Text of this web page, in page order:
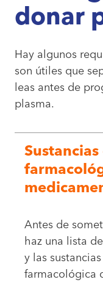
donar
Hay algunos
son útiles que
leas antes de
plasma.
Antes de
haz una lista
y las
farmacológica